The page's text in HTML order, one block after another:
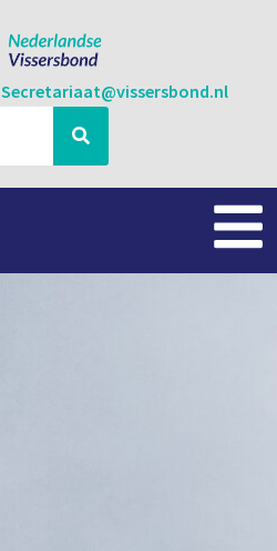
Secretariaat@vissersbond.nl